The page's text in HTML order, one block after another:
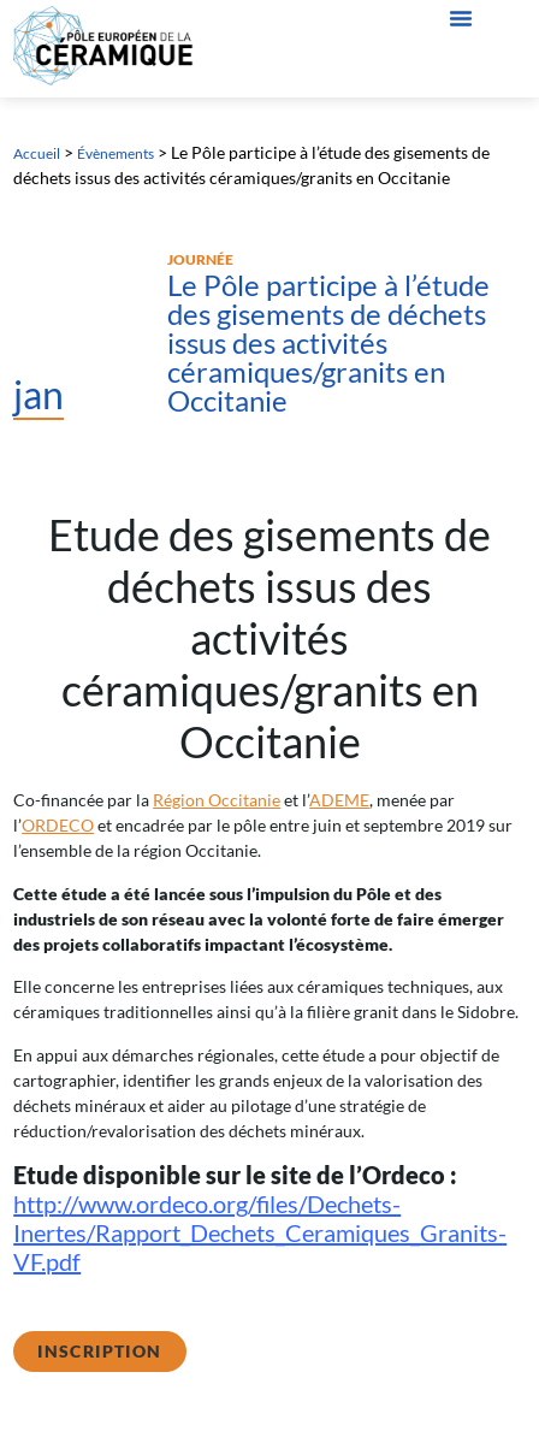
Accueil > Évènements > Le Pôle participe à l’étude des gisements de
déchets issus des activités céramiques/granits en Occitanie
jan
JOURNÉE
Le Pôle participe à l’étude
des gisements de déchets
issus des activités
céramiques/granits en
Occitanie
Etude des gisements de
déchets issus des
activités
céramiques/granits en
Occitanie
Co-financée par la Région Occitanieet l’ADEME, menée par
l’ORDECOet encadrée par le pôle entre juin et septembre 2019 sur
l’ensemble de la région Occitanie.
Cette étude a été lancée sous l’impulsion du Pôle et des
industriels de son réseau avec la volonté forte de faire émerger
des projets collaboratifs impactant l’écosystème.
Elle concerne les entreprises liées aux céramiques techniques, aux
céramiques traditionnelles ainsi qu’à la filière granit dans le Sidobre.
En appui aux démarches régionales, cette étude a pour objectif de
cartographier, identifier les grands enjeux de la valorisation des
déchets minéraux et aider au pilotage d’une stratégie de
réduction/revalorisation des déchets minéraux.
Etude disponible sur le site de l’Ordeco :
http://www.ordeco.org/files/Dechets-
Inertes/Rapport_Dechets_Ceramiques_Granits-
VF.pdf
INSCRIPTION